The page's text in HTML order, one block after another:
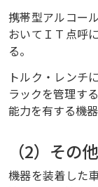
携帯型アルコー
おいてＩＴ点呼
る。
トルク・レンチ
ラックを管理す
能力を有する機
（2）その他
機器を装着した